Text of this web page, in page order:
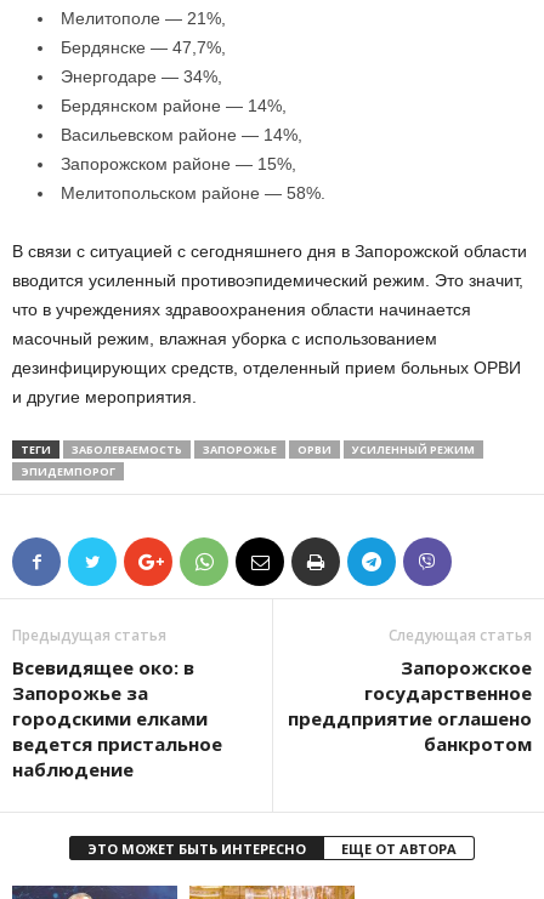
Мелитополе — 21%,
Бердянске — 47,7%,
Энергодаре — 34%,
Бердянском районе — 14%,
Васильевском районе — 14%,
Запорожском районе — 15%,
Мелитопольском районе — 58%.
В связи с ситуацией с сегодняшнего дня в Запорожской области
вводится усиленный противоэпидемический режим. Это значит,
что в учреждениях здравоохранения области начинается
масочный режим, влажная уборка с использованием
дезинфицирующих средств, отделенный прием больных ОРВИ
и другие мероприятия.
ТЕГИ ЗАБОЛЕВАЕМОСТЬ ЗАПОРОЖЬЕ ОРВИ
УСИЛЕННЫЙ РЕЖИМ
ЭПИДЕМПОРОГ
Предыдущая статья
Всевидящее око: в
Запорожье за
городскими елками
ведется пристальное
наблюдение
Следующая статья
Запорожское
государственное
преддприятие оглашено
банкротом
ЭТО МОЖЕТ БЫТЬ ИНТЕРЕСНО ЕЩЕ ОТ АВТОРА